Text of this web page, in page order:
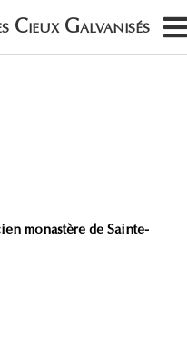
monastère de Sainte-